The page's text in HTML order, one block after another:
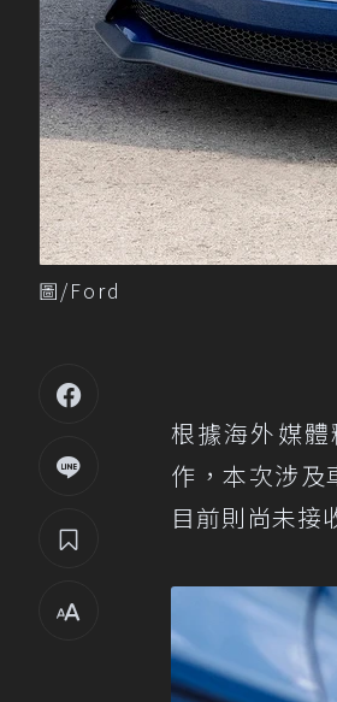
圖/Ford
根據海外媒
作，本次涉及
目前則尚未接